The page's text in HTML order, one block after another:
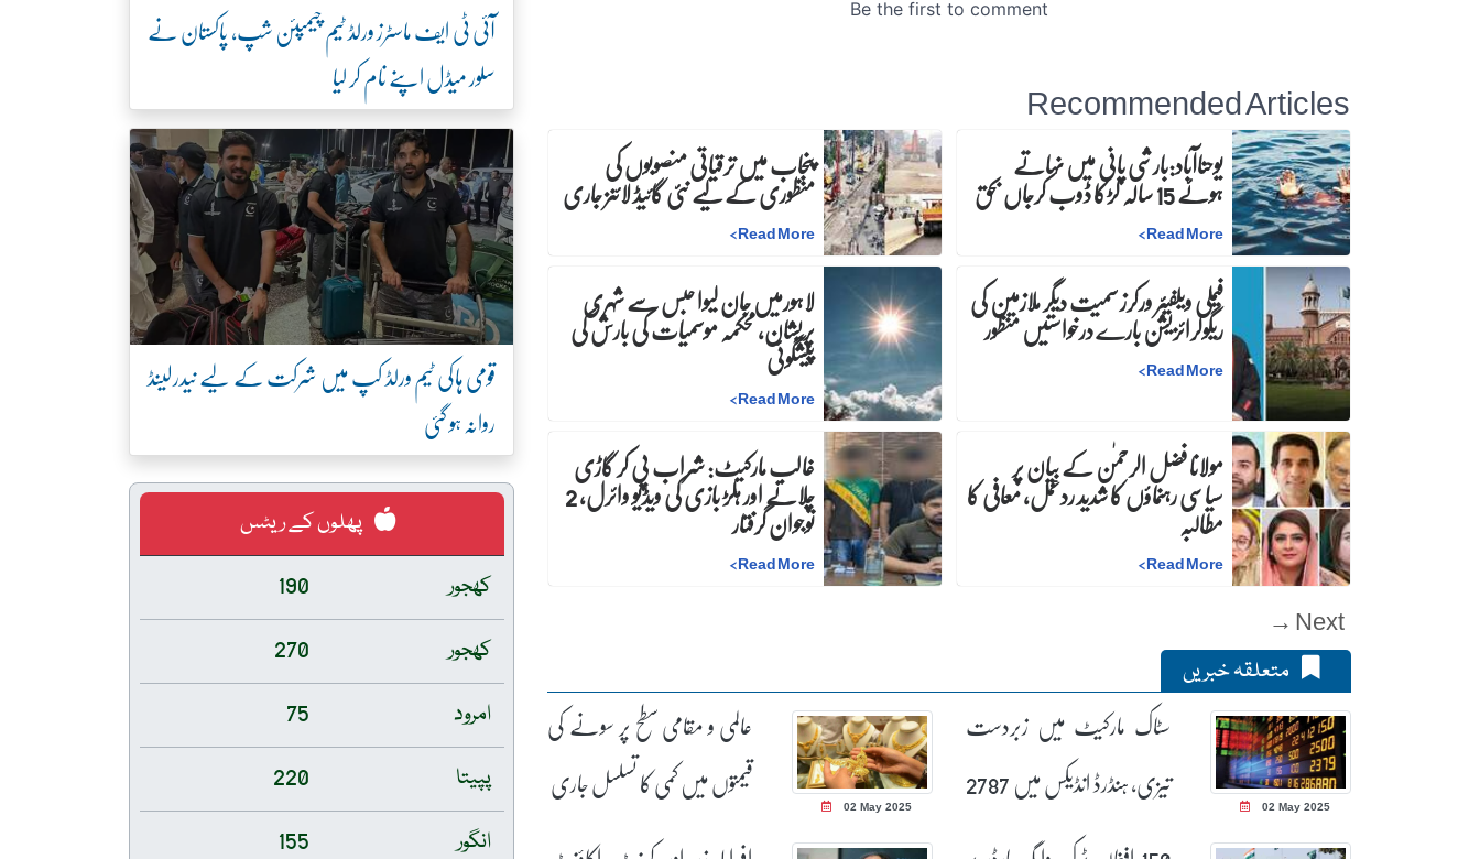
Recommended Articles
یوحناآباد:بارشی پانی میں نہاتے
ہوئے 15 سالہ لڑکا ڈوب کرجاں بحق
Read More
>
پنجاب میں ترقیاتی منصوبوں کی
منظوری کے لیے نئی گائیڈ لائنز جاری
Read More
>
فیملی ویلفیئر ورکرز سمیت دیگر ملازمین کی
ریگولرائزیشن بارے درخواستیں منظور
Read More
>
لاہورمیں جان لیوا حبس سے شہری
پریشان، محکمہ موسمیات کی بارش کی
پیشگوئی
Read More
>
مولانا فضل الرحمٰن کے بیان پر
سیاسی رہنماؤں کا شدید ردعمل، معافی کا
مطالبہ
Read More
>
غالب مارکیٹ: شراب پی کر گاڑیچلانے اور ہلڑ بازی کی ویڈیو وائرل، 2 نوجوان گرفتار
Read More
>
Next →
متعلقہ خبریں
02 May 2025
سٹاک مارکیٹ میں زبردست
تیزی، ہنڈرڈ انڈیکس میں 2787
پوائنٹس کا اضافہ
02 May 2025
عالمی و مقامی سطح پر سونے کی
قیمتوں میں کمی کا تسلسل جاری
آئی ٹی ایف ماسٹرز ورلڈ ٹیم چیمپئن شپ، پاکستان نے
سلور میڈل اپنے نام کر لیا
قومی ہاکی ٹیم ورلڈ کپ میں شرکت کے لیے نیدرلینڈ
روانہ ہو گئی
پھلوں کے ریٹس
کھجور
190
کھجور
270
امرود
75
پپیتا
220
انگور
155